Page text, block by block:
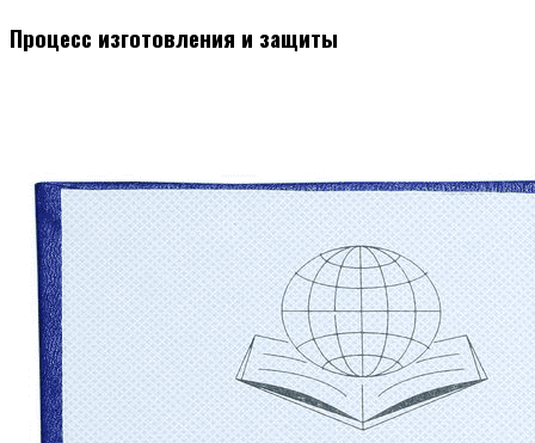
Процесс изготовления и защиты